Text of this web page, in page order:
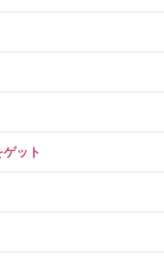
ット